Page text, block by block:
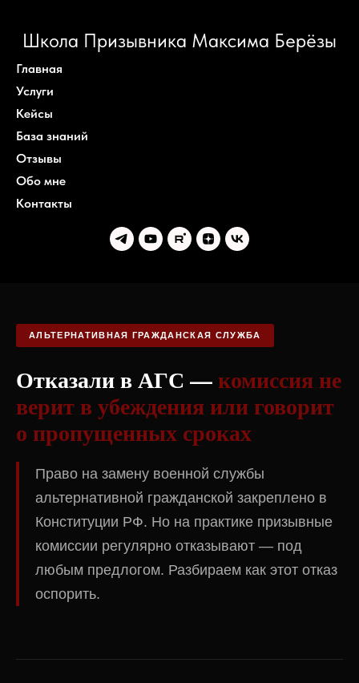
Школа Призывника Максима Берёзы
Главная
Услуги
Кейсы
База знаний
Отзывы
Обо мне
Контакты
АЛЬТЕРНАТИВНАЯ ГРАЖДАНСКАЯ СЛУЖБА
Отказали в АГС —комиссия не
верит в убеждения или говорит
о пропущенных сроках
Право на замену военной службы
альтернативной гражданской закреплено в
Конституции РФ. Но на практике призывные
комиссии регулярно отказывают — под
любым предлогом. Разбираем как этот отказ
оспорить.